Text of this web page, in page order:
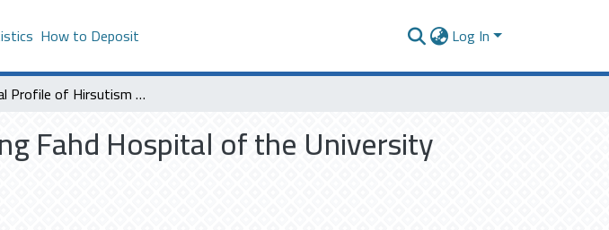
How to Deposit Log In
Clinical Profile of Hirsutism Cases at King Fahd Hospital of the University (KFHU), 1995-1999
Fahd Hospital of the University